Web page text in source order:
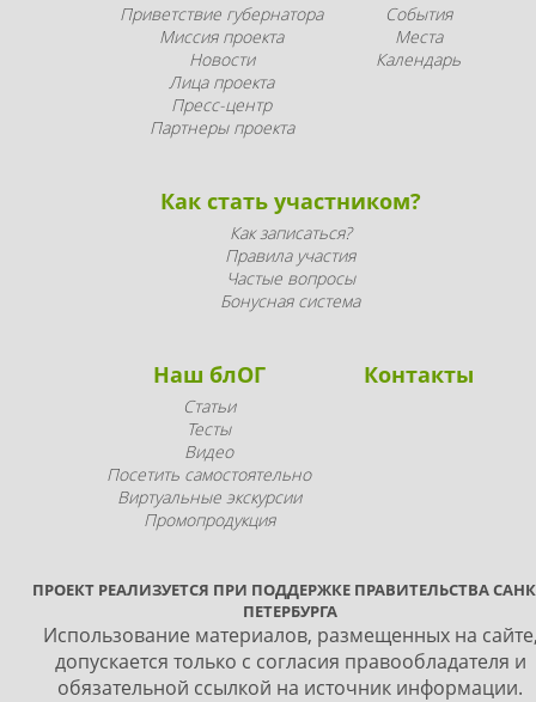
Приветствие губернатора
Миссия проекта
Новости
Лица проекта
Пресс-центр
Партнеры проекта
События
Места
Календарь
Как стать участником?
Как записаться?
Правила участия
Частые вопросы
Бонусная система
Наш блОГ
Статьи
Тесты
Видео
Посетить самостоятельно
Виртуальные экскурсии
Промопродукция
Контакты
ПРОЕКТ РЕАЛИЗУЕТСЯ ПРИ ПОДДЕРЖКЕ ПРАВИТЕЛЬСТВА
ПЕТЕРБУРГА
Использование материалов, размещенных на
допускается только с согласия правообладателя и
обязательной ссылкой на источник информации.